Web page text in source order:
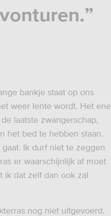
bankje staat op ons
weer lente wordt. Het ene
laatste zwangerschap,
het bed te hebben staan.
Ik durf niet te zeggen
er waarschijnlijk af moet
ik dat zelf dan ook zal
nog niet uitgevoerd.